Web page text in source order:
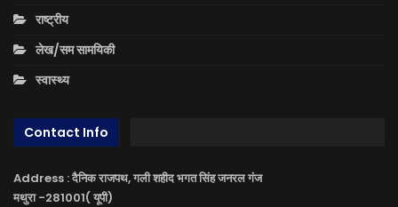
राष्ट्रीय
लेख/सम सामयिकी
स्वास्थ्य
Contact Info
Address : दैनिक राजपथ, गली शहीद भगत सिंह जनरल गंज
मथुरा -281001( यूपी)